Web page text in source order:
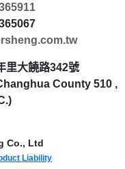
里大饒路342號
County 510 ,
Co., Ltd
Liability